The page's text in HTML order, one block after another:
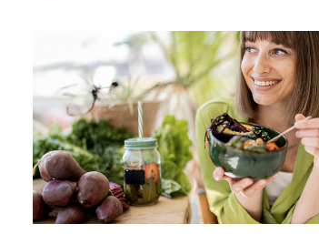
können – oft unbemerkt, aber mit
für die Gesundheit.